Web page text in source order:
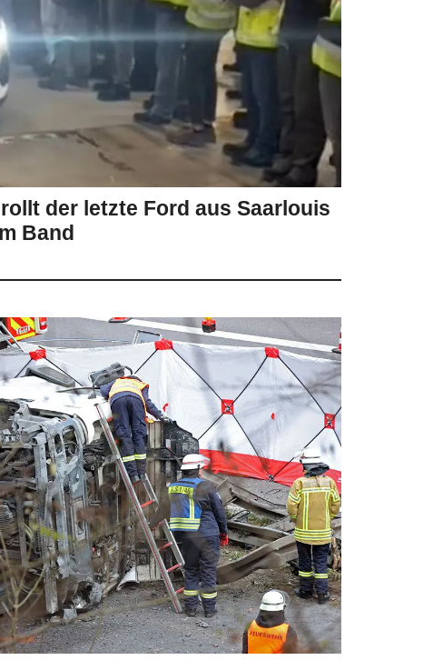
der letzte Ford aus Saarlouis
Band